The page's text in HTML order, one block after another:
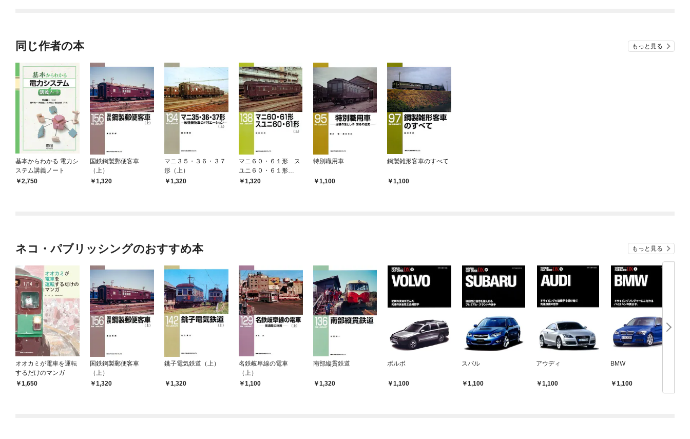
同じ作者の本 もっと見る
基本からわかる 電力シ
ステム講義ノート
2,750
国鉄鋼製郵便客車
（上）
1,320
マニ３５・３６・３７
形（上）
1,320
マニ６０・６１形 ス
ユニ６０・６１形
（上）
1,320
特別職用車
1,100
鋼製雑形客車のすべて
1,100
ネコ・パブリッシングのおすすめ本 もっと見る
オオカミが電車を運転
するだけのマンガ
1,650
国鉄鋼製郵便客車
（上）
1,320
銚子電気鉄道（上）
1,320
名鉄岐阜線の電車
（上）
1,100
南部縦貫鉄道
1,320
ボルボ
1,100
スバル
1,100
アウディ
1,100
BMW
1,100